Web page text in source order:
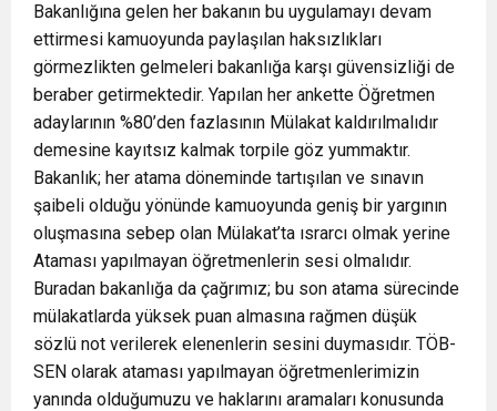
Bakanlığına gelen her bakanın bu uygulamayı devam
ettirmesi kamuoyunda paylaşılan haksızlıkları
görmezlikten gelmeleri bakanlığa karşı güvensizliği de
beraber getirmektedir. Yapılan her ankette Öğretmen
adaylarının %80’den fazlasının Mülakat kaldırılmalıdır
demesine kayıtsız kalmak torpile göz yummaktır.
Bakanlık; her atama döneminde tartışılan ve sınavın
şaibeli olduğu yönünde kamuoyunda geniş bir yargının
oluşmasına sebep olan Mülakat’ta ısrarcı olmak yerine
Ataması yapılmayan öğretmenlerin sesi olmalıdır.
Buradan bakanlığa da çağrımız; bu son atama sürecinde
mülakatlarda yüksek puan almasına rağmen düşük
sözlü not verilerek elenenlerin sesini duymasıdır. TÖB-
SEN olarak ataması yapılmayan öğretmenlerimizin
yanında olduğumuzu ve haklarını aramaları konusunda